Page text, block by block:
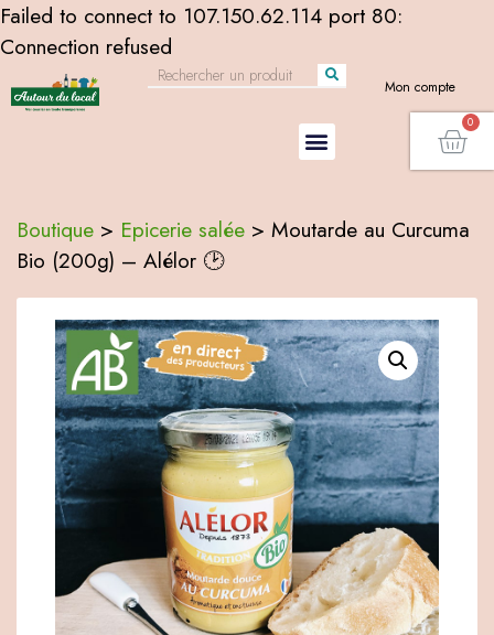
Failed to connect to 107.150.62.114 port 80:
Connection refused
Mon compte
Boutique > Epicerie salée > Moutarde au Curcuma
Bio (200g) – Alélor 🕑